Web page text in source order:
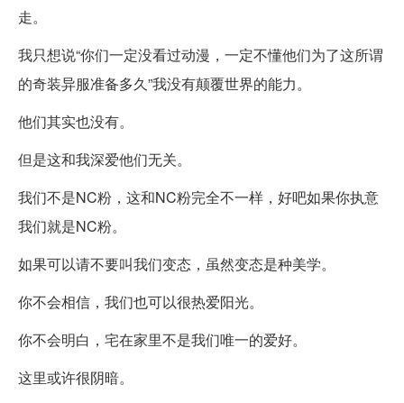
走。
我只想说“你们一定没看过动漫，一定不懂他们为了这所谓
的奇装异服准备多久”我没有颠覆世界的能力。
他们其实也没有。
但是这和我深爱他们无关。
我们不是NC粉，这和NC粉完全不一样，好吧如果你执意
我们就是NC粉。
如果可以请不要叫我们变态，虽然变态是种美学。
你不会相信，我们也可以很热爱阳光。
你不会明白，宅在家里不是我们唯一的爱好。
这里或许很阴暗。